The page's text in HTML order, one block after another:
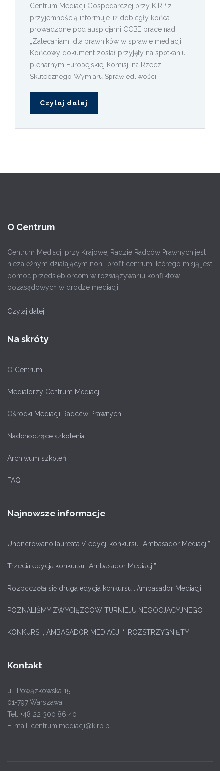
Centrum Mediacji Gospodarczej przy KIRP z
przyjemnością informuje, iż dobiegły końca
prowadzone pod auspicjami CCBE prace nad
„Zalecaniami dla prawników w sprawie mediacji”.
Końcowy dokument został przyjęty na spotkaniu
plenarnym Europejskiej Komisji na Rzecz
Skutecznego Wymiaru Sprawiedliwości…
Czytaj dalej
O Centrum
Centrum Mediacji przy Krajowej Radzie Radców Prawnych jest
niezależnym działającym non- profit centrum, którego misją jest
pomoc przedsiębiorcom w rozwiązywaniu konfliktów
pozasądowych w drodze mediacji.
Czytaj dalej…
Na skróty
O Centrum
Mediatorzy Centrum Mediacji
Ośrodki Mediacji Radców Prawnych
Nadchodzące szkolenia
Archiwum szkoleń
FAQ
Najnowsze informacje
Uhonorowano laureata V edycji konkursu „Ambasador Mediacji”
Trzecia edycja konkursu „Ambasador Mediacji”
Rozpoczęła się druga edycja konkursu ,,Ambasador Mediacji”
POZNALIŚMY ZWYCIĘZCÓW TURNIEJU NEGOCJACYJNEGO
KONKURS ,, AMBASADOR MEDIACJI ‘’ ROZSTRZYGNIĘTY!
Kontakt
ul. Powązkowska 15
01-797 Warszawa
Tel. +48 22 300 86 40
E-mail: centrum.mediacji@kirp.pl